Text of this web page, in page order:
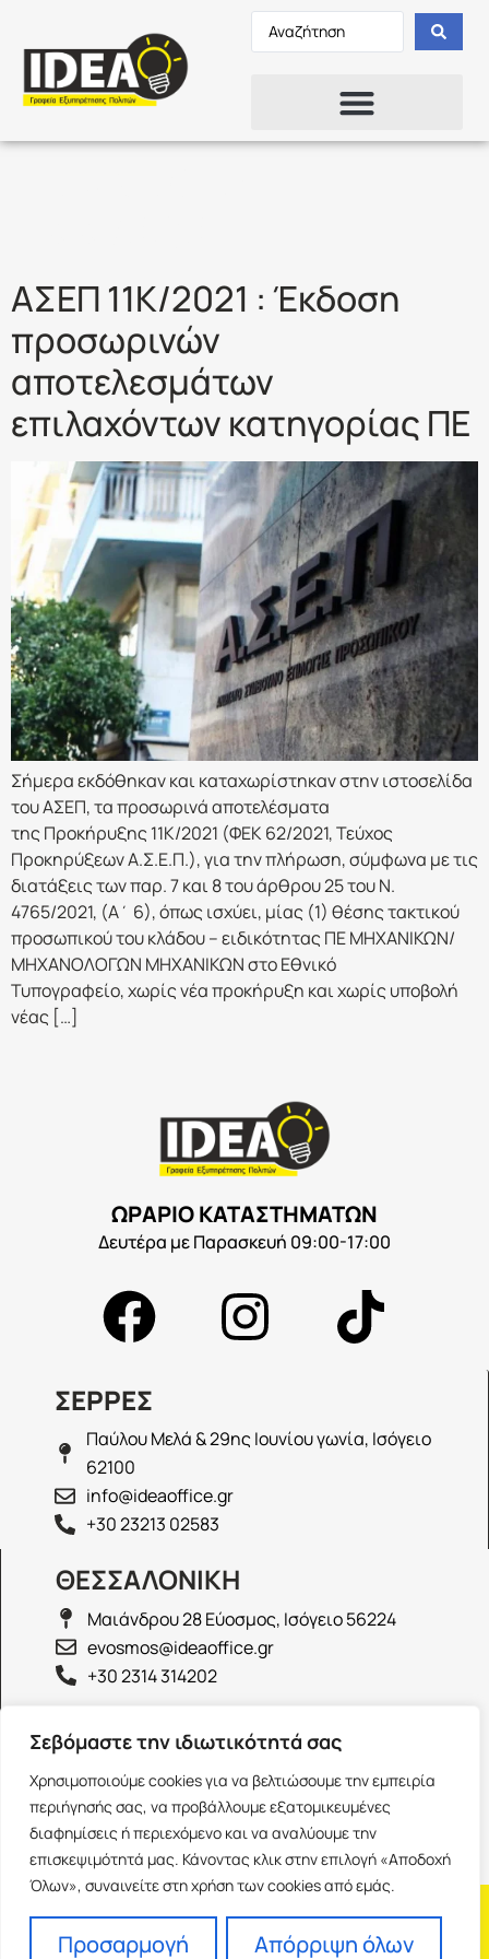
Σεβόμαστε την ιδιωτικότητά σας
Χρησιμοποιούμε cookies για να βελτιώσουμε την εμπειρία
περιήγησής σας, να προβάλλουμε εξατομικευμένες
διαφημίσεις ή περιεχόμενο και να αναλύουμε την
επισκεψιμότητά μας. Κάνοντας κλικ στην επιλογή «Αποδοχή
Όλων», συναινείτε στη χρήση των cookies από εμάς.
Προσαρμογή Απόρριψη όλων
ΑΣΕΠ 11Κ/2021 : Έκδοση
προσωρινών
αποτελεσμάτων
επιλαχόντων κατηγορίας ΠΕ
Σήμερα εκδόθηκαν και καταχωρίστηκαν στην ιστοσελίδα
του ΑΣΕΠ, τα προσωρινά αποτελέσματα
της Προκήρυξης 11Κ/2021 (ΦΕΚ 62/2021, Τεύχος
Προκηρύξεων Α.Σ.Ε.Π.), για την πλήρωση, σύμφωνα με τις
διατάξεις των παρ. 7 και 8 του άρθρου 25 του Ν.
4765/2021, (Α΄ 6), όπως ισχύει, μίας (1) θέσης τακτικού
προσωπικού του κλάδου – ειδικότητας ΠΕ ΜΗΧΑΝΙΚΩΝ/
ΜΗΧΑΝΟΛΟΓΩΝ ΜΗΧΑΝΙΚΩΝ στο Εθνικό
Τυπογραφείο, χωρίς νέα προκήρυξη και χωρίς υποβολή
νέας […]
ΩΡΑΡΙΟ ΚΑΤΑΣΤΗΜΑΤΩΝ
Δευτέρα με Παρασκευή 09:00-17:00
ΣΕΡΡΕΣ
Παύλου Μελά & 29ης Ιουνίου γωνία, Ισόγειο
62100
info@ideaoffice.gr
+30 23213 02583
ΘΕΣΣΑΛΟΝΙΚΗ
Μαιάνδρου 28 Εύοσμος, Ισόγειο 56224
evosmos@ideaoffice.gr
+30 2314 314202
ΙΩΑΝΝΙΝΑ
Γεώργιου Καραϊσκάκη 38, Ισόγειο 45444
ioannina@ideaoffice.gr
+30 26516 08616
Franchise
Όροι Χρήσης